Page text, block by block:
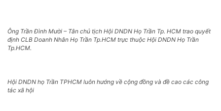
Ông Trần Đình Mười – Tân chủ tịch Hội DNDN Họ Trần Tp. HCM trao quyết
định CLB Doanh Nhân Họ Trần Tp.HCM trực thuộc Hội DNDN Họ Trần
Tp.HCM.
Hội DNDN họ Trần TPHCM luôn hướng về cộng đồng và đề cao các công
tác xã hội